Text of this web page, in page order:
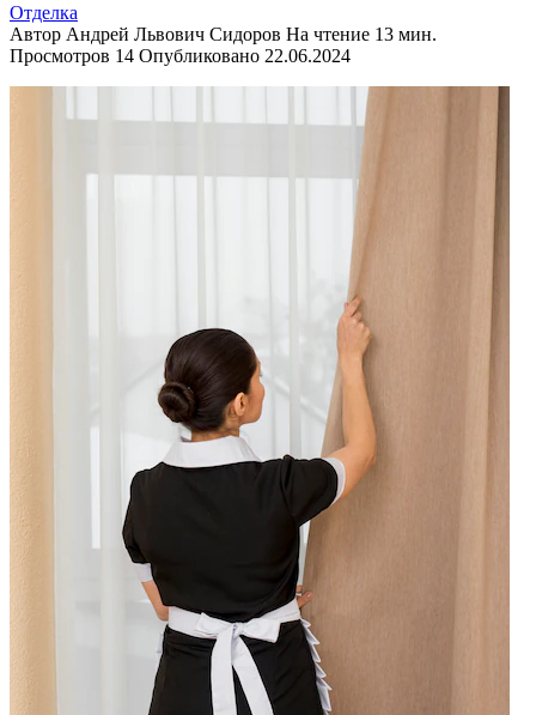
Отделка
Автор Андрей Львович Сидоров На чтение 13 мин.
Просмотров 14 Опубликовано 22.06.2024